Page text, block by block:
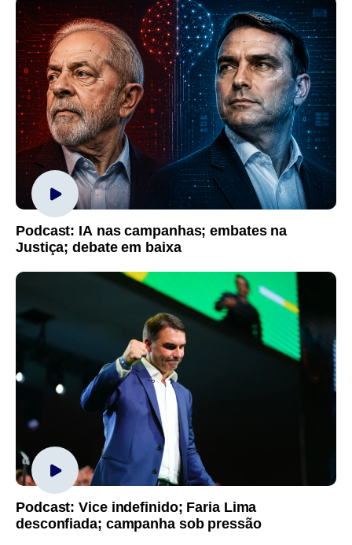
Podcast: IA nas campanhas; embates na
Justiça; debate em baixa
Podcast: Vice indefinido; Faria Lima
desconfiada; campanha sob pressão